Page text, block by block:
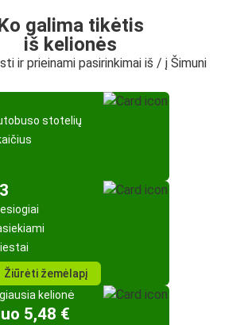
galima tikėtis
iš kelionės
ir prieinami pasirinkimai iš / į Šimuni
stotelių
Žiūrėti žemėlapį
kelionė
5,48 €